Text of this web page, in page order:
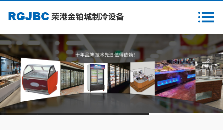
1 2
关于我们
新闻资讯
产品中心